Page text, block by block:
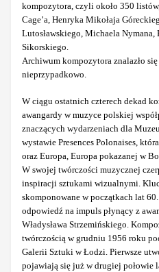
kompozytora, czyli około 350
Cage’a, Henryka Mikołaja
Lutosławskiego, Michaela Nymana,
Sikorskiego.
Archiwum kompozytora znalazło
nieprzypadkowo.
W ciągu ostatnich czterech dekad
awangardy w muzyce polskiej
znaczących wydarzeniach dla
wystawie Presences Polonaises,
oraz Europa, Europa pokazanej w
W swojej twórczości muzycznej
inspiracji sztukami wizualnymi.
skomponowane w początkach lat
odpowiedź na impuls płynący z
Władysława Strzemińskiego.
twórczością w grudniu 1956 roku
Galerii Sztuki w Łodzi. Pierwsze
pojawiają się już w drugiej połowie